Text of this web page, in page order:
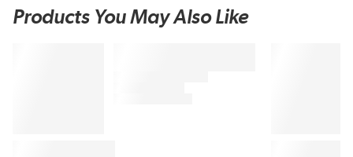
Products You May Also Like